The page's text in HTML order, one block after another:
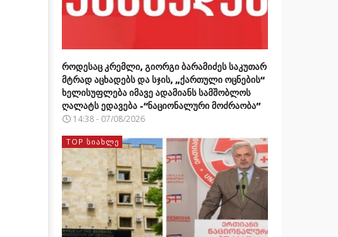
როდესაც კრემლი, გიორგი ბარამიძეს საკუთარ
მტრად აცხადებს და სჯის, „ქართული ოცნების“
ხელისუფლება იმავე ადამიანს სამშობლოს
ღალატს ედავება -“ნაციონალური მოძრაობა”
14:38 - 07/08/2026
TOP ᲡᲘᲐᲮᲚᲔ